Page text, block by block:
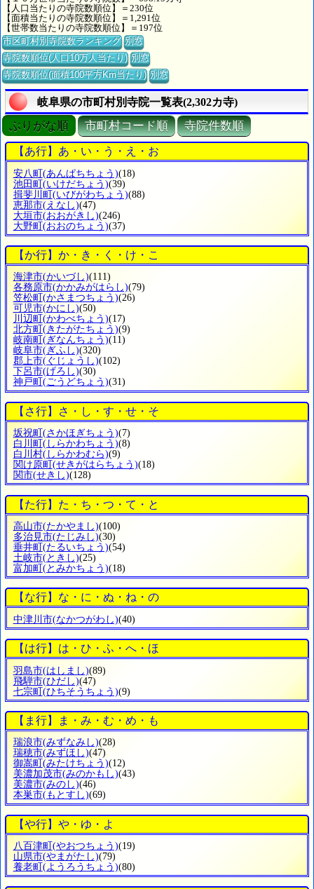
【人口当たりの寺院数順位】＝230位
【面積当たりの寺院数順位】＝1,291位
【世帯数当たりの寺院数順位】＝197位
市区町村別寺院数ランキング 別窓
寺院数順位(人口10万人当たり) 別窓
寺院数順位(面積100平方Km当たり) 別窓
岐阜県の市町村別寺院一覧表(2,302カ寺)
ぶりがな順 市町村コード順 寺院件数順
【あ行】あ・い・う・え・お
安八町(あんぱちちょう)(18)
池田町(いけだちょう)(39)
揖斐川町(いびがわちょう)(88)
恵那市(えなし)(47)
大垣市(おおがきし)(246)
大野町(おおのちょう)(37)
【か行】か・き・く・け・こ
海津市(かいづし)(111)
各務原市(かかみがはらし)(79)
笠松町 (かさまつちょう)(26)
可児市(かにし)(50)
川辺町 (かわべちょう)(17)
北方町 (きたがたちょう)(9)
岐南町 (ぎなんちょう)(11)
岐阜市(ぎふし)(320)
郡上市(ぐじょうし)(102)
下呂市(げろし)(30)
神戸町 (ごうどちょう)(31)
【さ行】さ・し・す・せ・そ
坂祝町 (さかほぎちょう)(7)
白川町 (しらかわちょう)(8)
白川村(しらかわむら)(9)
関け原町 (せきがはらちょう)(18)
関市(せきし)(128)
【た行】た・ち・つ・て・と
高山市(たかやまし)(100)
多治見市(たじみし)(30)
垂井町 (たるいちょう)(54)
土岐市(ときし)(25)
富加町 (とみかちょう)(18)
【な行】な・に・ぬ・ね・の
中津川市(なかつがわし)(40)
【は行】は・ひ・ふ・へ・ほ
羽島市(はしまし)(89)
飛騨市(ひだし)(47)
七宗町(ひちそうちょう)(9)
【ま行】ま・み・む・め・も
瑞浪市(みずなみし)(28)
瑞穂市(みずほし)(47)
御嵩町 (みたけちょう)(12)
美濃加茂市(みのかもし)(43)
美濃市(みのし)(46)
本巣市(もとすし)(69)
【や行】や・ゆ・よ
八百津町 (やおつちょう)(19)
山県市(やまがたし)(79)
養老町 (ようろうちょう)(80)